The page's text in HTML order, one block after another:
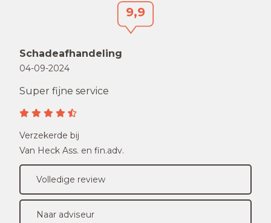
9,9
Schadeafhandeling
04-09-2024
Super fijne service
Verzekerde bij
Van Heck Ass. en fin.adv.
Volledige review
Naar adviseur